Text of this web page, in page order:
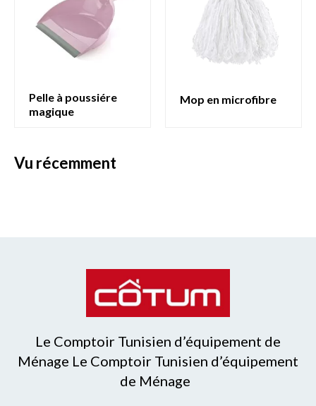
pelle à poussiére
magique
mop en microfibre
vu récemment
Le Comptoir Tunisien d’équipement de
Ménage Le Comptoir Tunisien d’équipement
de Ménage